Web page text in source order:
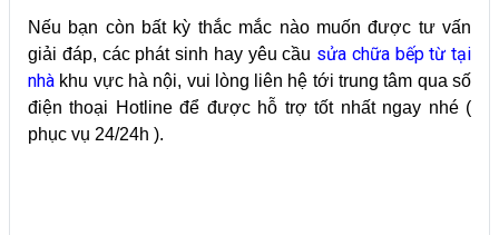
Nếu bạn còn bất kỳ thắc mắc nào muốn được tư vấn
giải đáp, các phát sinh hay yêu cầu sửa chữa bếp từ tại
nhà khu vực hà nội, vui lòng liên hệ tới trung tâm qua số
điện thoại Hotline để được hỗ trợ tốt nhất ngay nhé (
phục vụ 24/24h ).